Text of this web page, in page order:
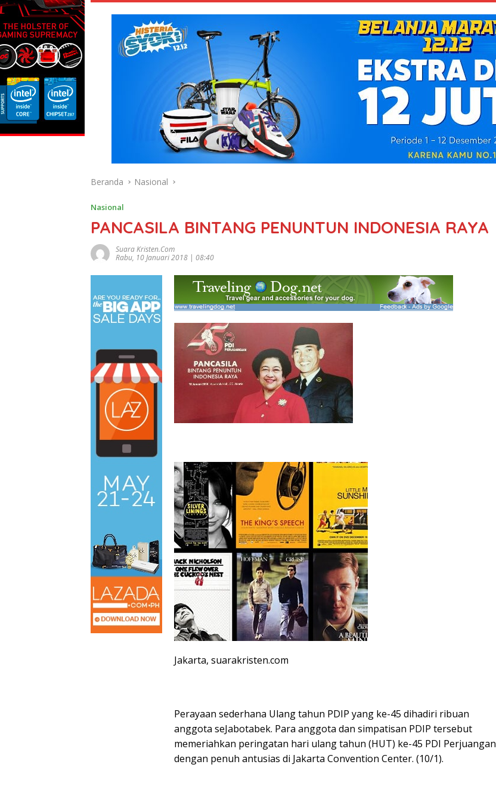
Beranda Nasional
Nasional
PANCASILA BINTANG PENUNTUN INDONESIA RAYA
Suara Kristen.com
Rabu, 10 Januari 2018 | 08:40
Jakarta, suarakristen.com
Perayaan sederhana Ulang tahun PDIP yang ke-45 dihadiri ribuan
anggota seJabotabek. Para anggota dan simpatisan PDIP tersebut
memeriahkan peringatan hari ulang tahun (HUT) ke-45 PDI Perjuangan
dengan penuh antusias di Jakarta Convention Center. (10/1).